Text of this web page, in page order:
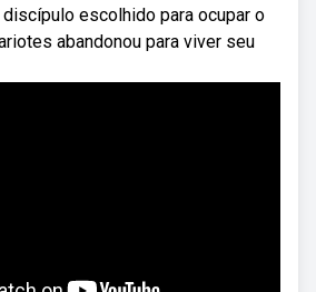
escolhido para ocupar o
abandonou para viver seu